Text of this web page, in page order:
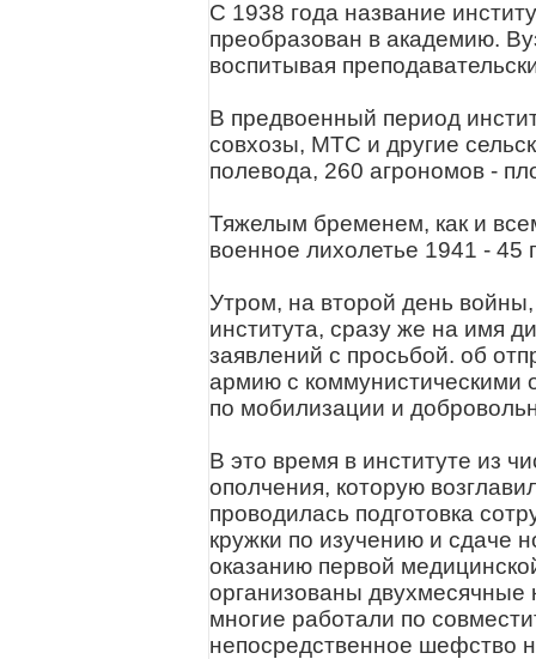
С 1938 года название
преобразован в академию.
воспитывая
В предвоенный период
совхозы, МТС и другие
полевода, 260 агрономов -
Тяжелым бременем, как и
военное лихолетье 1941 - 45
Утром, на второй день
института, сразу же на имя
заявлений с просьбой. об
армию с коммунистическими
по мобилизации и
В это время в институте из
ополчения, которую
проводилась подготовка
кружки по изучению и сдаче
оказанию первой
организованы двухмесячные
многие работали по
непосредственное шефство